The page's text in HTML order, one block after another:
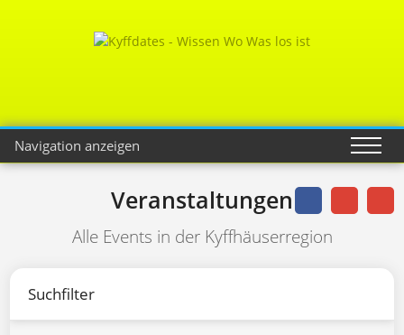
Navigation anzeigen
Veranstaltungen
Alle Events in der Kyffhäuserregion
Suchfilter